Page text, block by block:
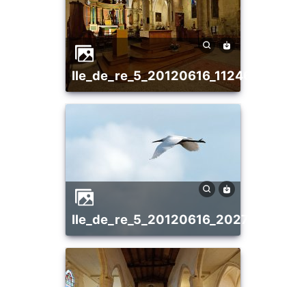
ile_de_re_5_20120616_1124637122
ile_de_re_5_20120616_2027858009